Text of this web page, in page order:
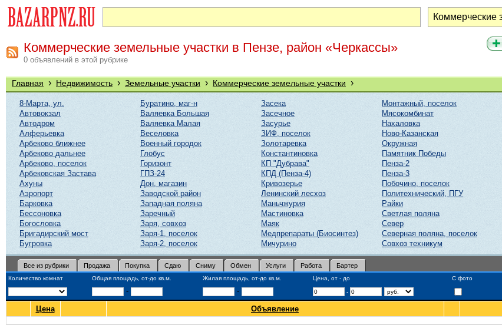
Коммерческие земельные участки в Пензе, район «Черкассы»
0 объявлений в этой рубрике
Главная › Недвижимость › Земельные участки › Коммерческие земельные участки ›
8-Марта, ул.
Автовокзал
Автодром
Алферьевка
Арбеково ближнее
Арбеково дальнее
Арбеково, поселок
Арбековская Застава
Ахуны
Аэропорт
Барковка
Бессоновка
Богословка
Бригадирский мост
Бугровка
Буратино, маг-н
Валяевка Большая
Валяевка Малая
Веселовка
Военный городок
Глобус
Горизонт
ГПЗ-24
Дон, магазин
Заводской район
Западная поляна
Заречный
Заря, совхоз
Заря-1, поселок
Заря-2, поселок
Засека
Засечное
Засурье
ЗИФ, поселок
Золотаревка
Константиновка
КП "Дубрава"
КПД (Пенза-4)
Кривозерье
Ленинский лесхоз
Маньчжурия
Мастиновка
Маяк
Медпрепараты (Биосинтез)
Мичурино
Монтажный, поселок
Мясокомбинат
Нахаловка
Ново-Казанская
Окружная
Памятник Победы
Пенза-2
Пенза-3
Побочино, поселок
Политехнический, ПГУ
Райки
Светлая поляна
Север
Северная поляна, поселок
Совхоз техникум
Все из рубрики Продажа Покупка Сдаю Сниму Обмен Услуги Работа Бартер
Количество комнат Общая площадь, от-до кв.м. Жилая площадь, от-до кв.м. Цена, от - до С фото
- - -
Цена Объявление